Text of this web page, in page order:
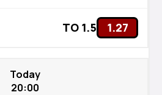
TO 1.5 1.27
Today
20:00